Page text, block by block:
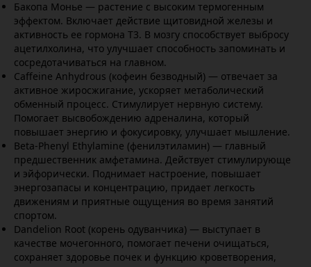
Бакопа Монье — растение с высоким термогенным
эффектом. Включает действие щитовидной железы и
активность ее гормона Т3. В мозгу способствует выбросу
ацетилхолина, что улучшает способность запоминать и
сосредотачиваться на главном.
Caffeine Anhydrous (кофеин безводный) — отвечает за
активное жиросжигание, ускоряет метаболический
обменный процесс. Стимулирует нервную систему.
Помогает высвобождению адреналина, который
повышает энергию и фокусировку, улучшает мышление.
Beta-Phenyl Ethylamine (фенилэтиламин) — главный
предшественник амфетамина. Действует стимулирующе
и эйфорически. Поднимает настроение, повышает
энергозапасы и концентрацию, придает легкость
движениям и приятные ощущения во время занятий
спортом.
Dandelion Root (корень одуванчика) — выступает в
качестве мочегонного, помогает печени очищаться,
сохраняет здоровье почек и функцию кроветворения,